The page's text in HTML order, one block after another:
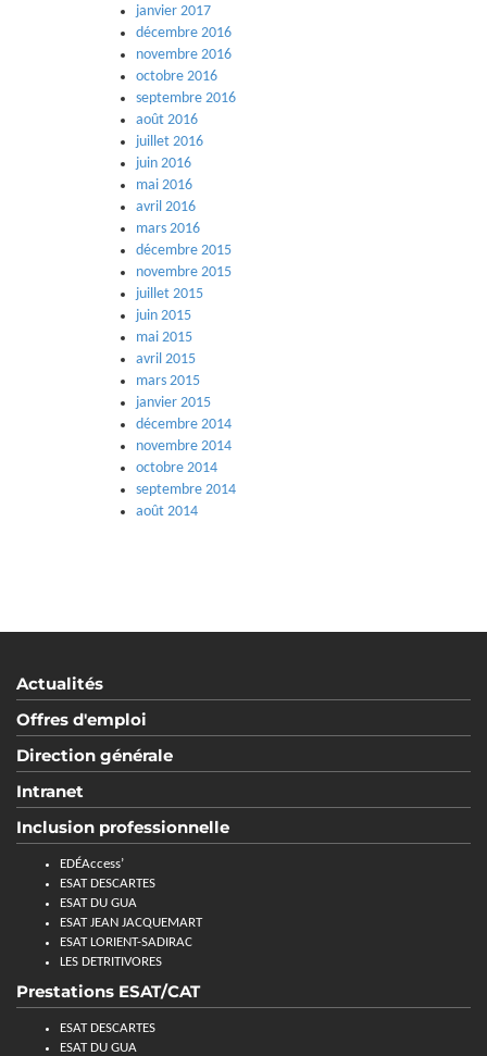
janvier 2017
décembre 2016
novembre 2016
octobre 2016
septembre 2016
août 2016
juillet 2016
juin 2016
mai 2016
avril 2016
mars 2016
décembre 2015
novembre 2015
juillet 2015
juin 2015
mai 2015
avril 2015
mars 2015
janvier 2015
décembre 2014
novembre 2014
octobre 2014
septembre 2014
août 2014
Actualités
Offres d'emploi
Direction générale
Intranet
Inclusion professionnelle
EDÉAccess’
ESAT DESCARTES
ESAT DU GUA
ESAT JEAN JACQUEMART
ESAT LORIENT-SADIRAC
LES DETRITIVORES
Prestations ESAT/CAT
ESAT DESCARTES
ESAT DU GUA